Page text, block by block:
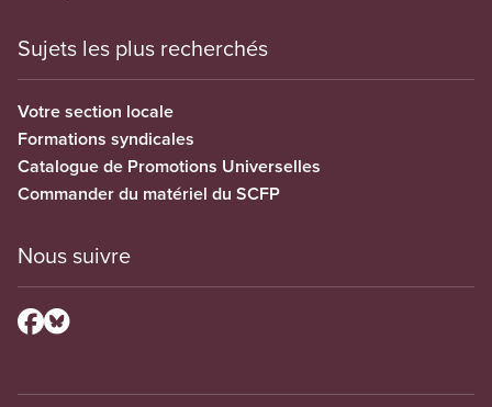
Sujets les plus recherchés
Votre section locale
Formations syndicales
Catalogue de Promotions Universelles
Commander du matériel du SCFP
Nous suivre